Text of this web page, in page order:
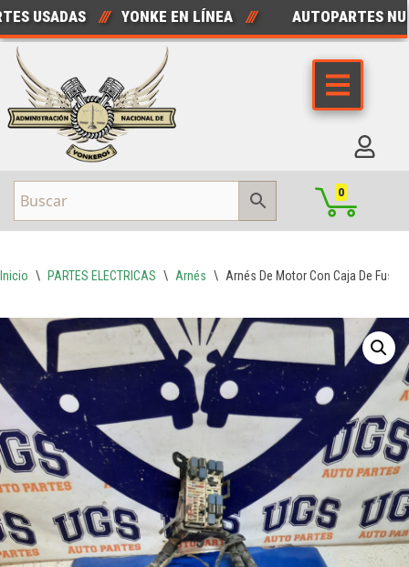
Saltar
al
contenido
USADAS /// YONKE EN LÍNEA /// AUTOPARTES
0
Inicio \ PARTES ELECTRICAS \ Arnés \ Arnés De Motor Con Caja De